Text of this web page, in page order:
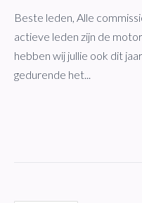
Beste leden, Alle
actieve leden zijn de
hebben wij jullie ook dit
gedurende het...